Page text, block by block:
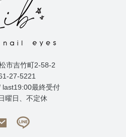
市吉竹町2-58-2
27-5221
last19:00最終受付
曜日、不定休